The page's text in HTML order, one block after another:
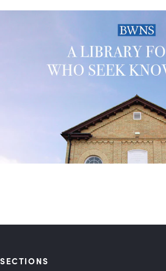
SECTIONS